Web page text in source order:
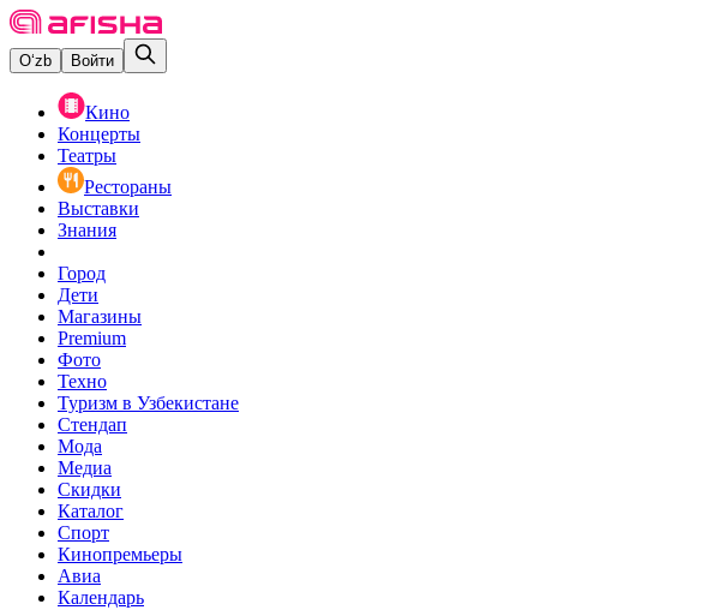
O‘zb Войти
Кино
Концерты
Театры
Рестораны
Выставки
Знания
Город
Дети
Магазины
Premium
Фото
Техно
Туризм в Узбекистане
Стендап
Мода
Медиа
Скидки
Каталог
Спорт
Кинопремьеры
Авиа
Календарь